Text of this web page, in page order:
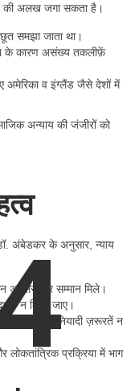
की अलख जगा सकता है।
समझा जाता था।
के कारण असंख्य तकलीफ़ें
अमेरिका व इंग्लैंड जैसे देशों में
अन्याय की जंजीरों को
अंबेडकर के अनुसार, न्याय
अवसर और सम्मान मिले।
न किया जाए।
जीवन की बुनियादी ज़रूरतें न
प्रक्रिया में भाग